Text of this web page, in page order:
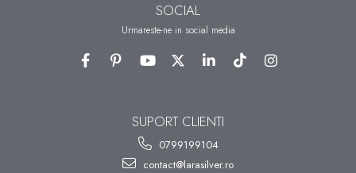
SOCIAL
Urmareste-ne in social media
SUPORT CLIENTI
0799199104
contact@larasilver.ro